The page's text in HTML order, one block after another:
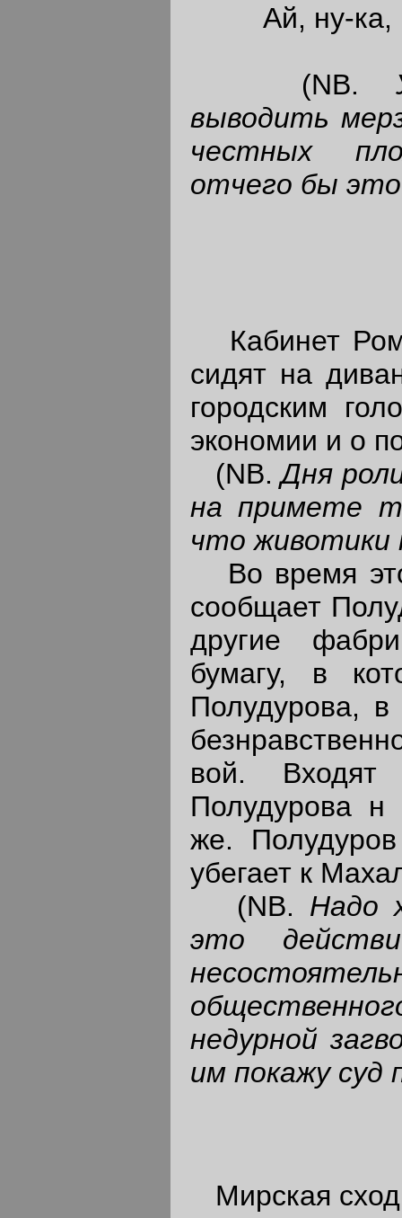
Ай, ну-ка,
(NB.
выводить
честных
отчего бы
Кабинет
сидят на
городским
экономии и о
(NB.Дня
на примете
что животики
Во время
сообщает
другие
бумагу, в
Полудурова, в
вой.
Полудурова
же.
убегает к
(NB. Надо
это
недурной
им покажу суд
Мирская